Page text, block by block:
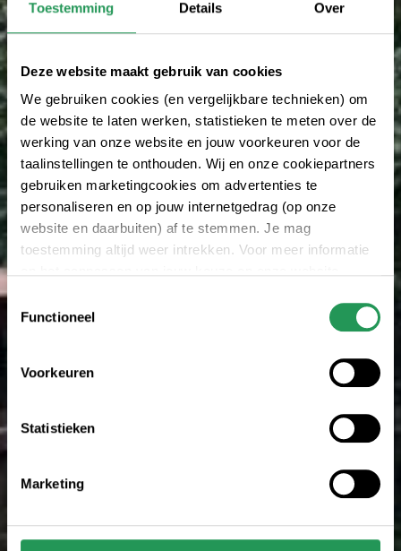
Toestemming Details Over
Deze website maakt gebruik van cookies
We gebruiken cookies (en vergelijkbare technieken) om
de website te laten werken, statistieken te meten over de
werking van onze website en jouw voorkeuren voor de
taalinstellingen te onthouden. Wij en onze cookiepartners
gebruiken marketingcookies om advertenties te
personaliseren en op jouw internetgedrag (op onze
website en daarbuiten) af te stemmen. Je mag
toestemming altijd weer intrekken. Voor meer informatie
Toestemmingsselectie
Functioneel
Voorkeuren
Statistieken
Marketing